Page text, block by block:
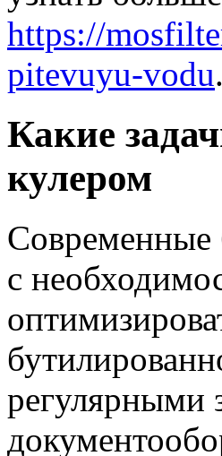
https://
pitevuyu-vodu.
Какие
кулером
Современные
с
регулярными